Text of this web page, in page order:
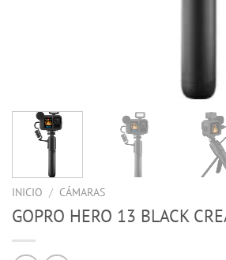
INICIO / CÁMARAS
GOPRO HERO 13 BLACK